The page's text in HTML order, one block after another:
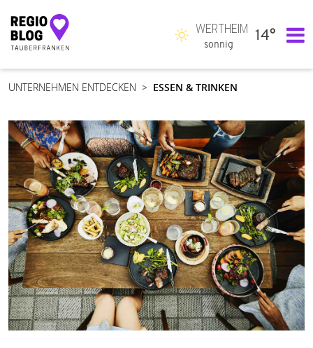
Hauptnavigation
WERTHEIM
sonnig
14°
UNTERNEHMEN ENTDECKEN ESSEN & TRINKEN